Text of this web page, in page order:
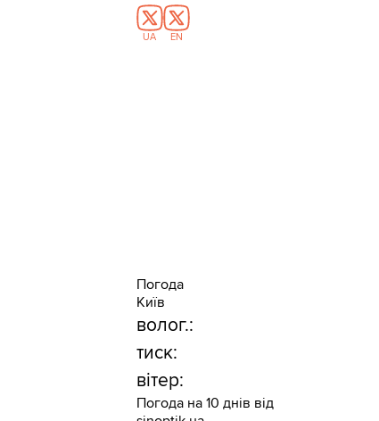
UA EN
Погода
Київ
волог.:
тиск:
вітер:
Погода на 10 днів від